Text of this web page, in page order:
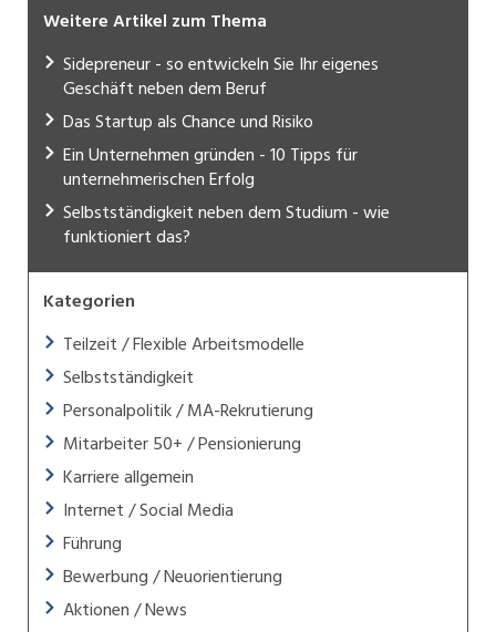
Weitere Artikel zum Thema
Sidepreneur - so entwickeln Sie Ihr eigenes
Geschäft neben dem Beruf
Das Startup als Chance und Risiko
Ein Unternehmen gründen - 10 Tipps für
unternehmerischen Erfolg
Selbstständigkeit neben dem Studium - wie
funktioniert das?
Kategorien
Teilzeit / Flexible Arbeitsmodelle
Selbstständigkeit
Personalpolitik / MA-Rekrutierung
Mitarbeiter 50+ / Pensionierung
Karriere allgemein
Internet / Social Media
Führung
Bewerbung / Neuorientierung
Aktionen / News